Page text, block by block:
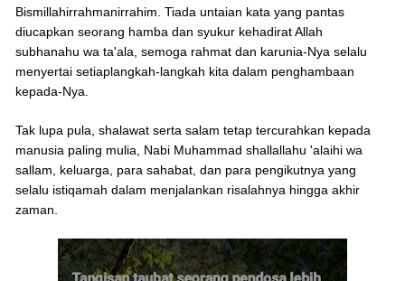
Bismillahirrahmanirrahim. Tiada untaian kata yang pantas
diucapkan seorang hamba dan syukur kehadirat Allah
subhanahu wa ta'ala, semoga rahmat dan karunia-Nya selalu
menyertai setiaplangkah-langkah kita dalam penghambaan
kepada-Nya.
Tak lupa pula, shalawat serta salam tetap tercurahkan kepada
manusia paling mulia, Nabi Muhammad shallallahu 'alaihi wa
sallam, keluarga, para sahabat, dan para pengikutnya yang
selalu istiqamah dalam menjalankan risalahnya hingga akhir
zaman.